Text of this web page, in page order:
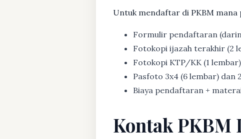
Untuk mendaftar di PKBM mana
Formulir pendaftaran
Fotokopi ijazah terakhir (2
Fotokopi KTP/KK (1
Pasfoto 3x4 (6 lembar) dan
Biaya pendaftaran +
Kontak PKBM